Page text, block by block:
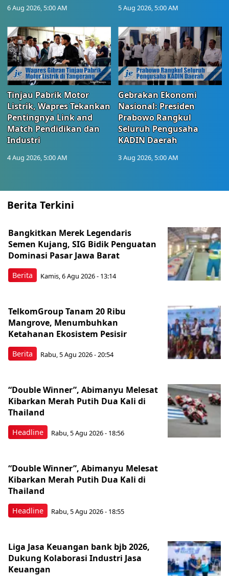
6 Aug 2026, 5:00 AM 5 Aug 2026, 5:00 AM
Tinjau Pabrik Motor
Listrik, Wapres Tekankan
Pentingnya Link and
Match Pendidikan dan
Industri
4 Aug 2026, 5:00 AM
Gebrakan Ekonomi
Nasional: Presiden
Prabowo Rangkul
Seluruh Pengusaha
KADIN Daerah
3 Aug 2026, 5:00 AM
Berita Terkini
Berita
Bangkitkan Merek Legendaris
Semen Kujang, SIG Bidik Penguatan
Dominasi Pasar Jawa Barat
Kamis, 6 Agu 2026 - 13:14
Berita
TelkomGroup Tanam 20 Ribu
Mangrove, Menumbuhkan
Ketahanan Ekosistem Pesisir
Rabu, 5 Agu 2026 - 20:54
Headline
“Double Winner”, Abimanyu Melesat
Kibarkan Merah Putih Dua Kali di
Thailand
Rabu, 5 Agu 2026 - 18:56
Headline
“Double Winner”, Abimanyu Melesat
Kibarkan Merah Putih Dua Kali di
Thailand
Rabu, 5 Agu 2026 - 18:55
Liga Jasa Keuangan bank bjb 2026,
Dukung Kolaborasi Industri Jasa
Keuangan